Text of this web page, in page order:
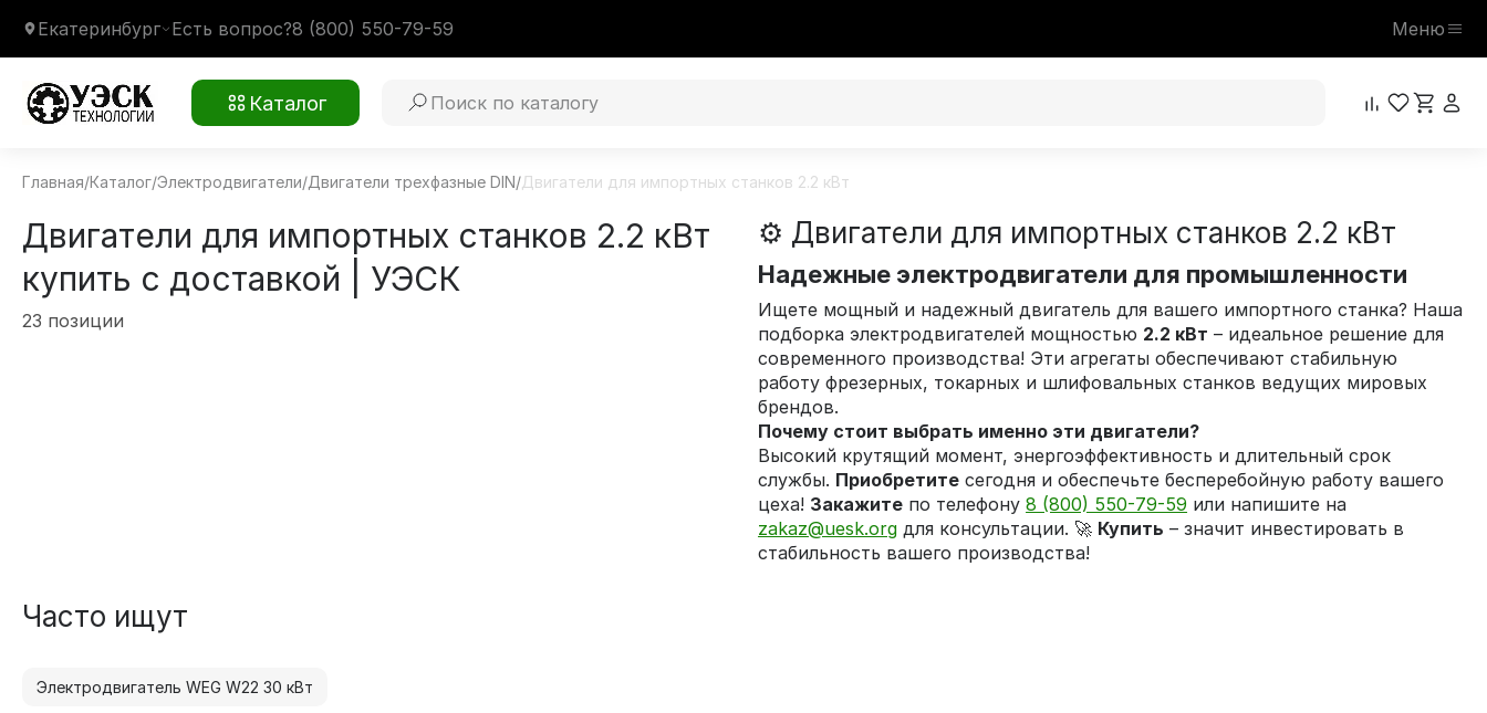
Екатеринбург Есть вопрос?8 (800) 550-79-59 Меню
Каталог
Главная/Каталог/Электродвигатели/Двигатели трехфазные DIN/Двигатели для импортных станков 2.2 кВт
Двигатели для импортных станков 2.2 кВт
купить с доставкой | УЭСК
23 позиции
⚙️ Двигатели для импортных станков 2.2 кВт
Надежные электродвигатели для промышленности
Ищете мощный и надежный двигатель для вашего импортного станка? Наша
подборка электродвигателей мощностью 2.2 кВт – идеальное решение для
современного производства! Эти агрегаты обеспечивают стабильную
работу фрезерных, токарных и шлифовальных станков ведущих мировых
брендов.
Почему стоит выбрать именно эти двигатели?
Высокий крутящий момент, энергоэффективность и длительный срок
службы. Приобретите сегодня и обеспечьте бесперебойную работу вашего
цеха! Закажите по телефону8 (800) 550-79-59 или напишите на
zakaz@uesk.org для консультации. 🚀 Купить – значит инвестировать в
стабильность вашего производства!
Часто ищут
Электродвигатель WEG W22 30 кВт